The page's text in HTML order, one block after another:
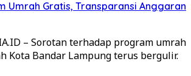
Umrah Gratis, Transparansi Anggaran
– Sorotan terhadap program umrah
Kota Bandar Lampung terus bergulir.